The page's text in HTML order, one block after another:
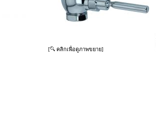
[ คลิกเพื่อดูภาพขยาย]